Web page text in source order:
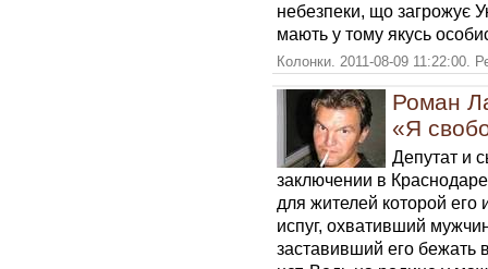
небезпеки, що загрожує
мають у тому якусь
Колонки. 2011-08-09 11:22:00.
Роман
«Я
Депутат и
заключении в
для жителей которой
испуг, охвативший
заставивший его бежать